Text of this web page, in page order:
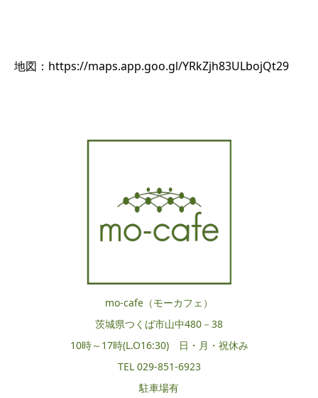
地図：https://maps.app.goo.gl/YRkZjh83ULbojQt29
mo-cafe（モーカフェ）
茨城県つくば市山中480－38
10時～17時(L.O16:30) 日・月・祝休み
TEL 029-851-6923
駐車場有